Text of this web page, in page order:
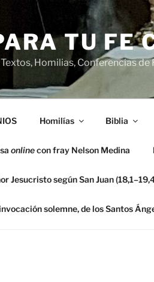
TU FE
Homilias, Conferencias de
Homilías Biblia
onlinecon fray Nelson Medina
Jesucristo según San Juan
solemne, de los Santos